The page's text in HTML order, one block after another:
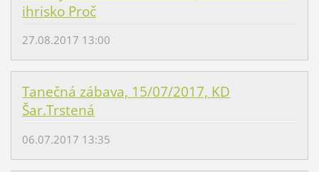
ihrisko Proč
27.08.2017 13:00
Tanečná zábava, 15/07/2017, KD
Šar.Trstená
06.07.2017 13:35